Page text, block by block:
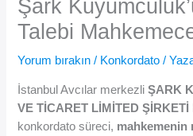
Şark
Talebi
Yorum bırakın / Konkordato /
İstanbul Avcılar merkezliŞARK
VE TİCARET LİMİTED ŞİRKETİ
konkordato süreci, mahkemenin